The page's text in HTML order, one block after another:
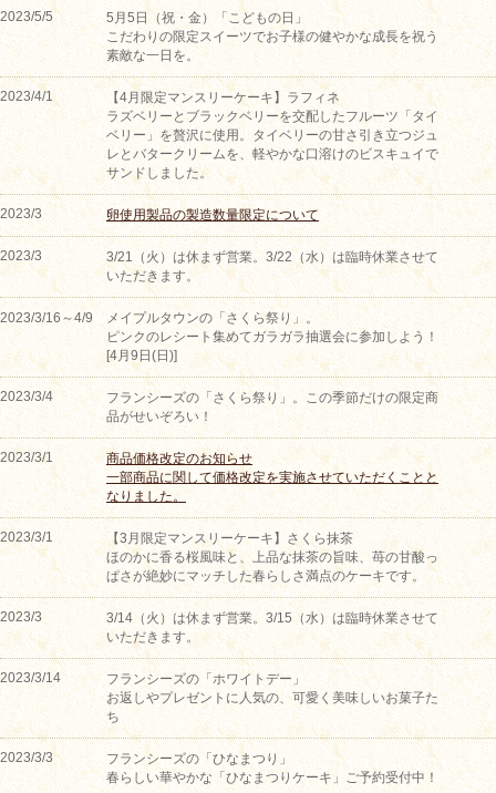
2023/5/5
5月5日（祝・金）「こどもの日」
こだわりの限定スイーツでお子様の健やかな成長を祝う
素敵な一日を。
2023/4/1
【4月限定マンスリーケーキ】ラフィネ
ラズベリーとブラックベリーを交配したフルーツ「タイ
ベリー」を贅沢に使用。タイベリーの甘さ引き立つジュ
レとバタークリームを、軽やかな口溶けのビスキュイで
サンドしました。
2023/3 卵使用製品の製造数量限定について
2023/3
3/21（火）は休まず営業。3/22（水）は臨時休業させて
いただきます。
2023/3/16～4/9
メイプルタウンの「さくら祭り」。
ピンクのレシート集めてガラガラ抽選会に参加しよう！
[4月9日(日)]
2023/3/4
フランシーズの「さくら祭り」。この季節だけの限定商
品がせいぞろい！
2023/3/1
商品価格改定のお知らせ
一部商品に関して価格改定を実施させていただくことと
なりました。
2023/3/1
【3月限定マンスリーケーキ】さくら抹茶
ほのかに香る桜風味と、上品な抹茶の旨味、苺の甘酸っ
ぱさが絶妙にマッチした春らしさ満点のケーキです。
2023/3
3/14（火）は休まず営業。3/15（水）は臨時休業させて
いただきます。
2023/3/14
フランシーズの「ホワイトデー」
お返しやプレゼントに人気の、可愛く美味しいお菓子た
ち
2023/3/3
フランシーズの「ひなまつり」
春らしい華やかな「ひなまつりケーキ」ご予約受付中！